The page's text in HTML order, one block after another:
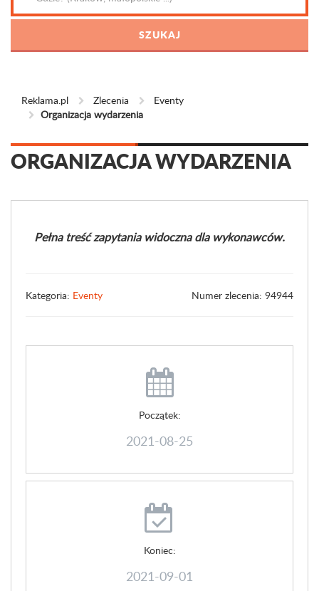
Reklama.pl Zlecenia
Eventy
Organizacja wydarzenia
ORGANIZACJA WYDARZENIA
Pełna treść zapytania widoczna dla wykonawców.
Kategoria: Eventy Numer zlecenia: 94944
Początek:
2021-08-25
Koniec:
2021-09-01